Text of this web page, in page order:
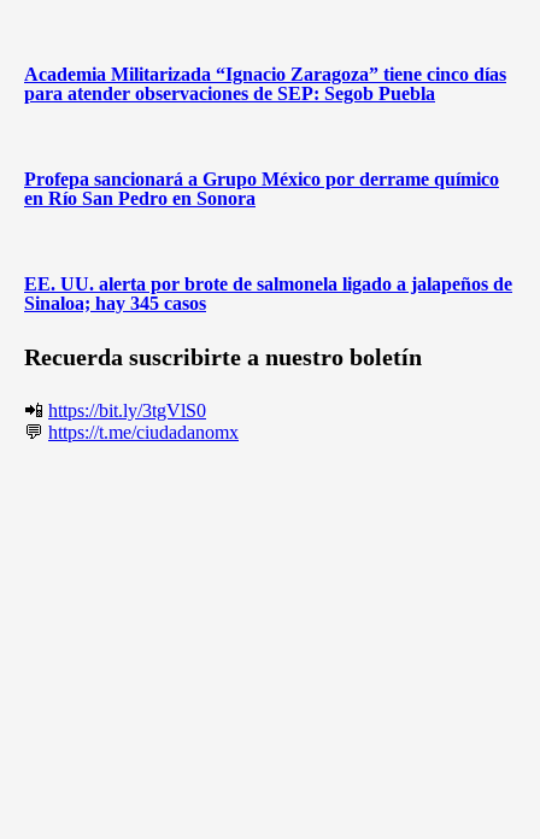
Academia Militarizada “Ignacio Zaragoza” tiene cinco días
para atender observaciones de SEP: Segob Puebla
Profepa sancionará a Grupo México por derrame químico
en Río San Pedro en Sonora
EE. UU. alerta por brote de salmonela ligado a jalapeños de
Sinaloa; hay 345 casos
Recuerda suscribirte a nuestro boletín
📲 https://bit.ly/3tgVlS0
💬 https://t.me/ciudadanomx